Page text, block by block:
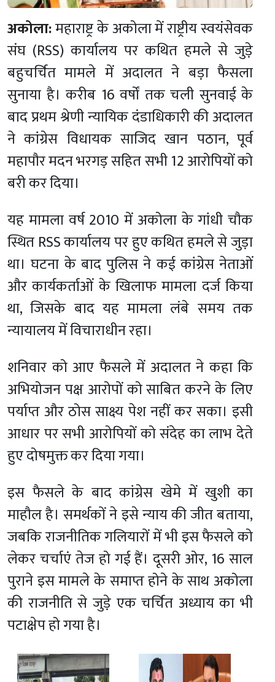
अकोला:महाराष्ट्र के अकोला में राष्ट्रीय स्वयंसेवक
संघ (RSS) कार्यालय पर कथित हमले से जुड़े
बहुचर्चित मामले में अदालत ने बड़ा फैसला
सुनाया है। करीब 16 वर्षों तक चली सुनवाई के
बाद प्रथम श्रेणी न्यायिक दंडाधिकारी की अदालत
ने कांग्रेस विधायक साजिद खान पठान, पूर्व
महापौर मदन भरगड़ सहित सभी 12 आरोपियों को
बरी कर दिया।
यह मामला वर्ष 2010 में अकोला के गांधी चौक
स्थित RSS कार्यालय पर हुए कथित हमले से जुड़ा
था। घटना के बाद पुलिस ने कई कांग्रेस नेताओं
और कार्यकर्ताओं के खिलाफ मामला दर्ज किया
था, जिसके बाद यह मामला लंबे समय तक
न्यायालय में विचाराधीन रहा।
शनिवार को आए फैसले में अदालत ने कहा कि
अभियोजन पक्ष आरोपों को साबित करने के लिए
पर्याप्त और ठोस साक्ष्य पेश नहीं कर सका। इसी
आधार पर सभी आरोपियों को संदेह का लाभ देते
हुए दोषमुक्त कर दिया गया।
इस फैसले के बाद कांग्रेस खेमे में खुशी का
माहौल है। समर्थकों ने इसे न्याय की जीत बताया,
जबकि राजनीतिक गलियारों में भी इस फैसले को
लेकर चर्चाएं तेज हो गई हैं। दूसरी ओर, 16 साल
पुराने इस मामले के समाप्त होने के साथ अकोला
की राजनीति से जुड़े एक चर्चित अध्याय का भी
पटाक्षेप हो गया है।